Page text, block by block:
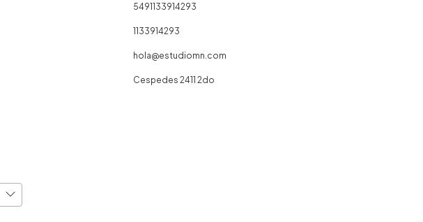
5491133914293
1133914293
hola@estudiomn.com
Cespedes 2411 2do